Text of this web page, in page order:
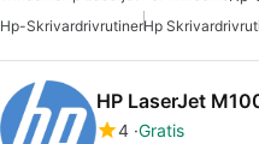
Hp-SkrivardrivrutinerHp
4 Gratis